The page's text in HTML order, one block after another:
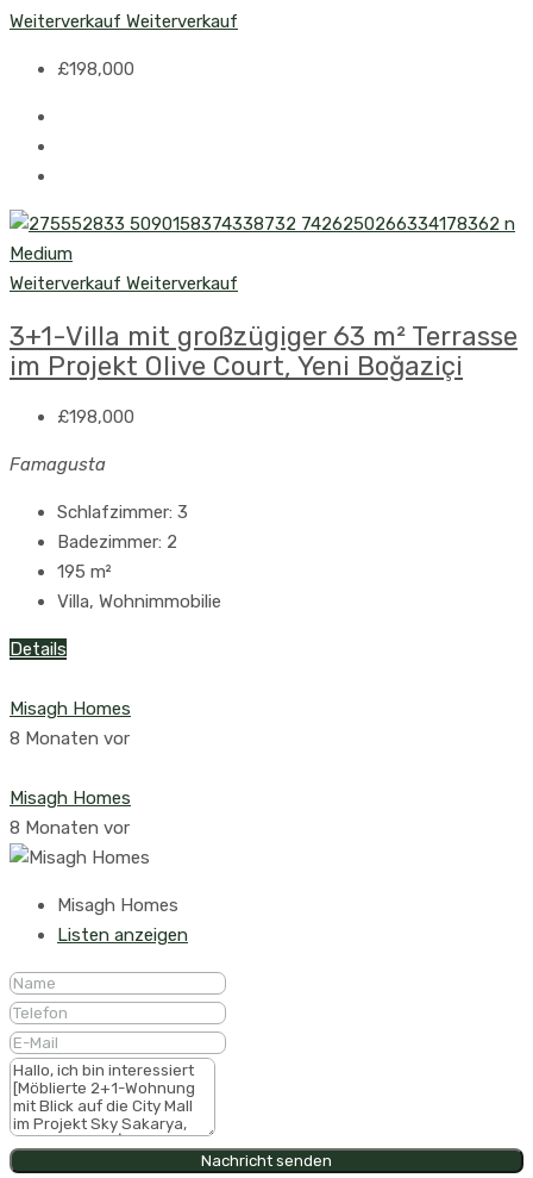
Weiterverkauf Weiterverkauf
£198,000
Weiterverkauf Weiterverkauf
3+1-Villa mit großzügiger 63 m² Terrasse
im Projekt Olive Court, Yeni Boğaziçi
£198,000
Famagusta
Schlafzimmer: 3
Badezimmer: 2
195 m²
Villa, Wohnimmobilie
Details
Misagh Homes
8 Monaten vor
Misagh Homes
8 Monaten vor
Misagh Homes
Listen anzeigen
Nachricht senden